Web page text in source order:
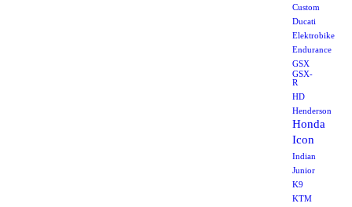
Custom
Ducati
Elektrobike
Endurance
GSX
GSX-
R
HD
Henderson
Honda
Icon
Indian
Junior
K9
KTM